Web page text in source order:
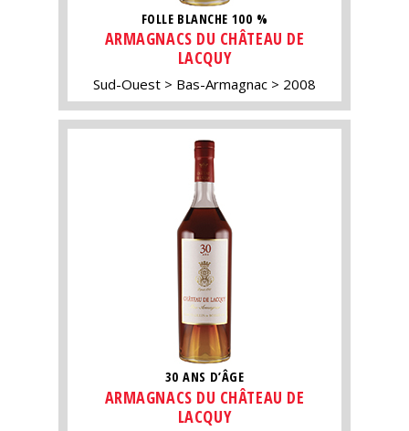
FOLLE BLANCHE 100 %
ARMAGNACS DU CHÂTEAU DE
LACQUY
Sud-Ouest Bas-Armagnac 2008
30 ANS D’ÂGE
ARMAGNACS DU CHÂTEAU DE
LACQUY